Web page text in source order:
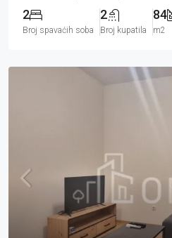
2
Broj spavaćih soba
2
Broj kupatila
84
m2